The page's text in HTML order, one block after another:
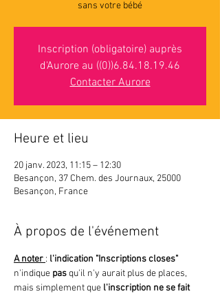
sans votre bébé
Inscription (obligatoire) auprès
d'Aurore au ((0))6.84.18.19.46
Contacter Aurore
Heure et lieu
20 janv. 2023, 11:15 – 12:30
Besançon, 37 Chem. des Journaux, 25000
Besançon, France
À propos de l'événement
A noter : l'indication "Inscriptions closes"
n'indique pas qu'il n'y aurait plus de places,
mais simplement que l'inscription ne se fait